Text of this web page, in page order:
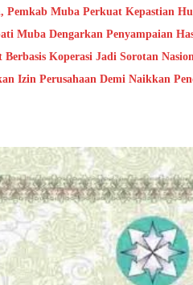
Pemkab Muba Perkuat Kepastian
Muba Dengarkan Penyampaian
Koperasi Jadi Sorotan
Izin Perusahaan Demi Naikkan